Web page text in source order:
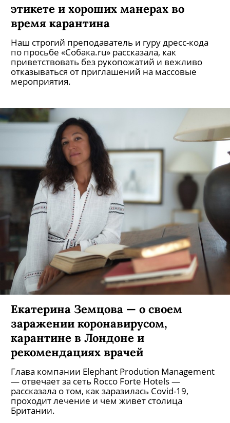
этикете и хороших манерах во
время карантина
Наш строгий преподаватель и гуру дресс-кода
по просьбе «Собака.ru» рассказала, как
приветствовать без рукопожатий и вежливо
отказываться от приглашений на массовые
мероприятия.
Екатерина Земцова — о своем
заражении коронавирусом,
карантине в Лондоне и
рекомендациях врачей
Глава компании Elephant Prodution Management
— отвечает за сеть Rocco Forte Hotels —
рассказала о том, как заразилась Covid-19,
проходит лечение и чем живет столица
Британии.